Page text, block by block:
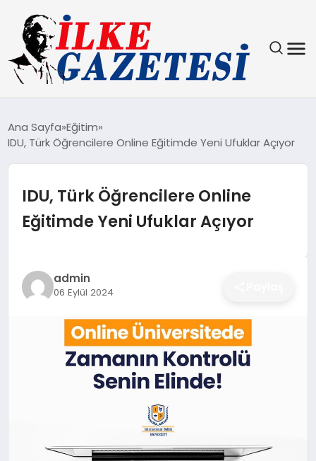
TEKNOLOJI
SPOR
SAĞLIK
EKONOMI
Ana Sayfa Eğitim
IDU, Türk Öğrencilere Online Eğitimde Yeni Ufuklar Açıyor
IDU, Türk Öğrencilere Online
Eğitimde Yeni Ufuklar Açıyor
admin
06 Eylül 2024